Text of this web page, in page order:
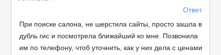
Ответ
При поиске салона, не шерстила сайты, просто зашла в
дубль гис и посмотрела ближайший ко мне. Позвонила
им по телефону, чтоб уточнить, как у них дела с ценами